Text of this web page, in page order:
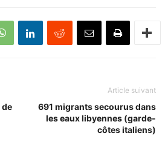
de
Article suivant
691 migrants secourus dans
les eaux libyennes (garde-
côtes italiens)